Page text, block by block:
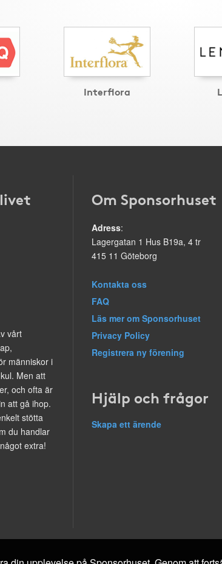
Interflora
vårt
människor i
Men att
och ofta är
att gå ihop.
stötta
du handlar
extra!
Om Sponsorhuset
Adress:
Lagergatan 1 Hus B19a, 4 tr
415 11 Göteborg
Kontakta oss
FAQ
Läs mer om Sponsorhuset
Privacy Policy
Registrera ny förening
Hjälp och frågor
Skapa ett ärende